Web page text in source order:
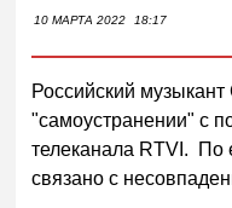
10 МАРТА 2022 18:17
Российский
"самоустранении" с
телеканала RTVI. По
связано с